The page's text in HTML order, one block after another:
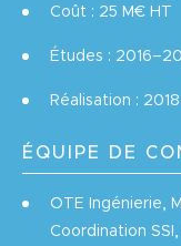
Coût : 25 M€ HT
Études :
Réalisation :
ÉQUIPE DE
OTE Ingénierie,
Coordination SSI,